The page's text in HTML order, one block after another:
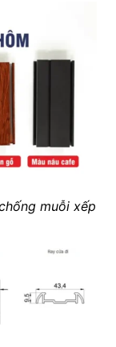
muỗi xếp